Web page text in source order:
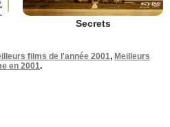
Secrets
films de l'année 2001, Meilleurs
en 2001.